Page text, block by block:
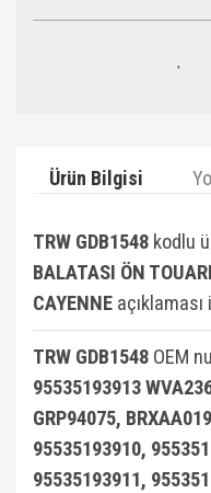
Ürün Bilgisi
TRW GDB1548 kodlu
BALATASI ÖN
CAYENNE
TRW GDB1548 OEM
95535193913
GRP94075,
95535193910,
95535193911,